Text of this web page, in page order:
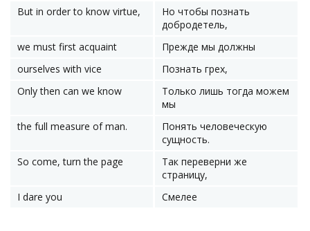
But in order to know virtue,
Но чтобы познать
добродетель,
we must first acquaint
Прежде мы должны
ourselves with vice
Познать грех,
Only then can we know
Только лишь тогда можем
мы
the full measure of man.
Понять человеческую
сущность.
So come, turn the page
Так переверни же
страницу,
I dare you
Смелее